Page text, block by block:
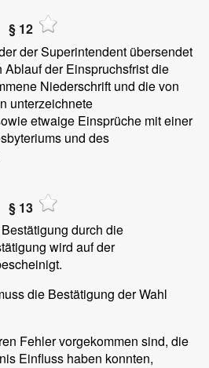
§ 12
der Superintendent übersendet
der Einspruchsfrist die
Niederschrift und die von
unterzeichnete
etwaige Einsprüche mit einer
und des
§ 13
durch die
wird auf der
die Bestätigung der Wahl
Fehler vorgekommen sind, die
Einfluss haben konnten,